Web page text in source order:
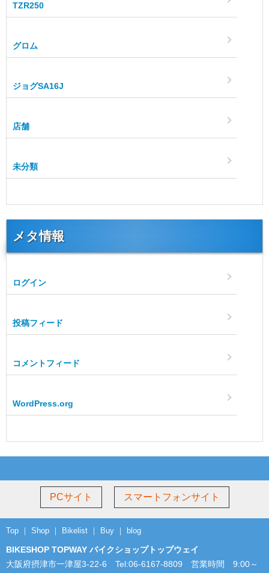
TZR250
グロム
ジョグSA16J
店舗
未分類
メタ情報
ログイン
投稿フィード
コメントフィード
WordPress.org
PCサイト スマートフォンサイト
Top ｜ Shop ｜ Bikelist ｜ Buy ｜ blog
BIKESHOP TOPWAY バイクショップトップウェイ
大阪府摂津市一津屋3-22-6 Tel:06-6167-8809 営業時間 9:00～